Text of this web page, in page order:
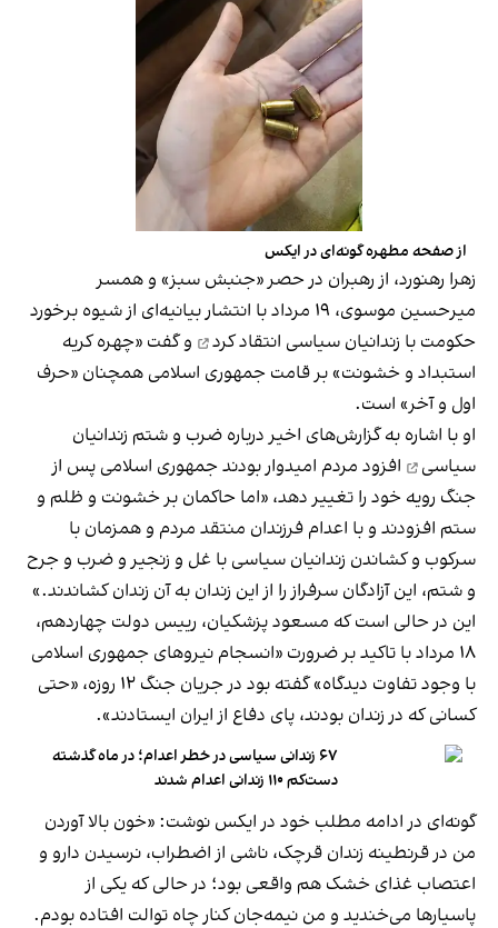
از صفحه مطهره گونه‌ای در ایکس
زهرا رهنورد، از رهبران در حصر «جنبش سبز» و همسر
میرحسین موسوی، ۱۹ مرداد با انتشار بیانیه‌ای از شیوه برخورد
حکومت با زندانیان سیاسی انتقاد کرد
و گفت «چهره کریه
استبداد و خشونت» بر قامت جمهوری اسلامی همچنان «حرف
اول و آخر» است.
او با اشاره به گزارش‌های اخیر درباره ضرب‌ و شتم زندانیان
سیاسی
افزود مردم امیدوار بودند جمهوری اسلامی پس از
جنگ رویه خود را تغییر دهد، «اما حاکمان بر خشونت و ظلم و
ستم افزودند و با اعدام فرزندان منتقد مردم و همزمان با
سرکوب و کشاندن زندانیان سیاسی با غل و زنجیر و ضرب و جرح
و شتم، این آزادگان سرفراز را از این زندان به آن زندان کشاندند.»
این در حالی است که مسعود پزشکیان، رییس دولت چهاردهم،
۱۸ مرداد با تاکید بر ضرورت «انسجام نیروهای جمهوری اسلامی
با وجود تفاوت دیدگاه» گفته بود در جریان جنگ ۱۲ روزه، «حتی
کسانی که در زندان بودند، پای دفاع از ایران ایستادند».
۶۷ زندانی سیاسی در خطر اعدام؛ در ماه گذشته
دست‌کم ۱۱۰ زندانی اعدام شدند
گونه‌ای در ادامه مطلب خود در ایکس نوشت: «خون بالا آوردن
من در قرنطینه زندان قرچک، ناشی از اضطراب، نرسیدن دارو و
اعتصاب غذای خشک هم واقعی بود؛ در حالی که یکی از
پاسیارها می‌خندید و من نیمه‌جان کنار چاه توالت افتاده بودم.